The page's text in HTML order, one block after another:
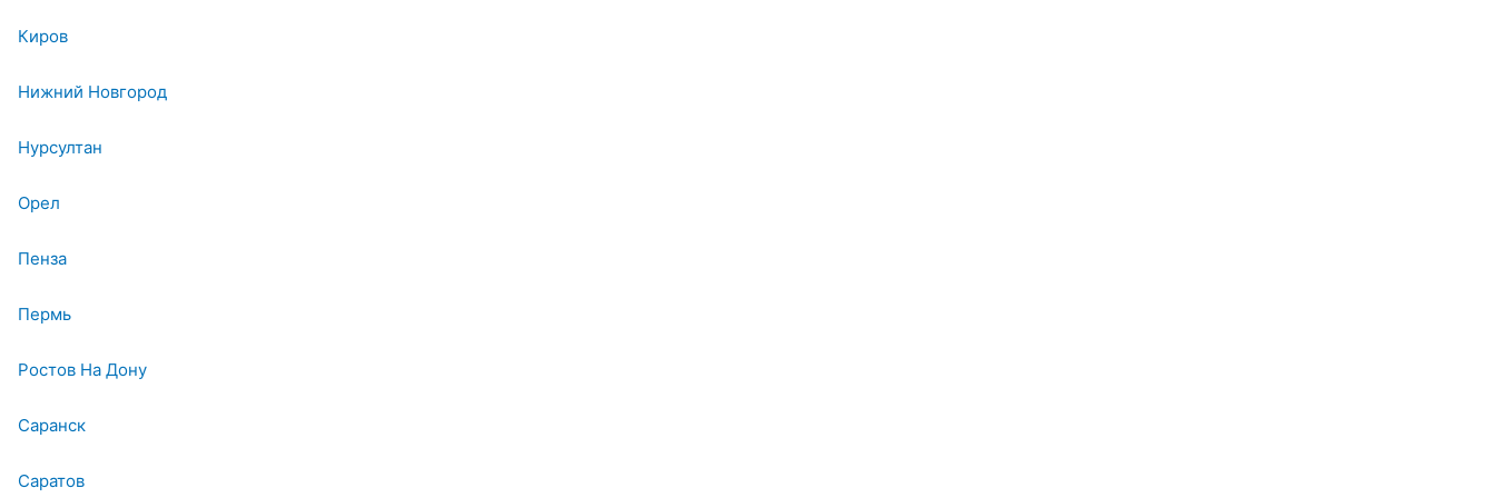
Киров
Нижний Новгород
Нурсултан
Орел
Пенза
Пермь
Ростов На Дону
Саранск
Саратов